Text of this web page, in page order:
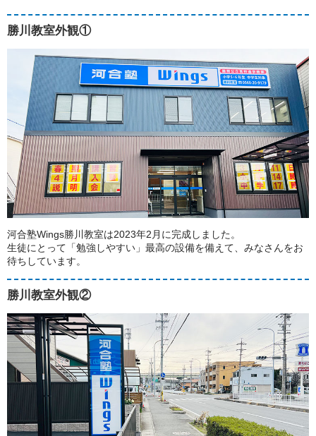
勝川教室外観①
河合塾Wings勝川教室は2023年2月に完成しました。
生徒にとって「勉強しやすい」最高の設備を備えて、みなさんをお
待ちしています。
勝川教室外観②